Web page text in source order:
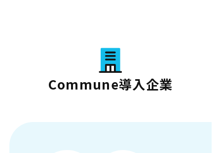
Commune導入企業